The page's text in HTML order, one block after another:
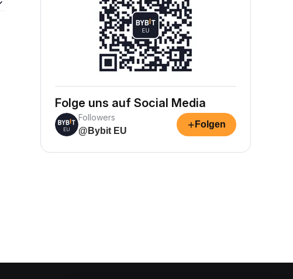
Folge uns auf Social Media
Followers
@Bybit EU
+ Folgen